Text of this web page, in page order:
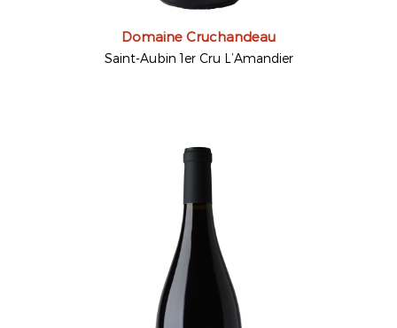
Domaine Cruchandeau
Saint-Aubin 1er Cru L’Amandier